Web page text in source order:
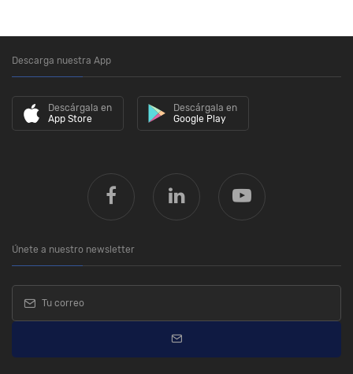
Descarga nuestra App
Descárgala en
App Store
Descárgala en
Google Play
Únete a nuestro newsletter